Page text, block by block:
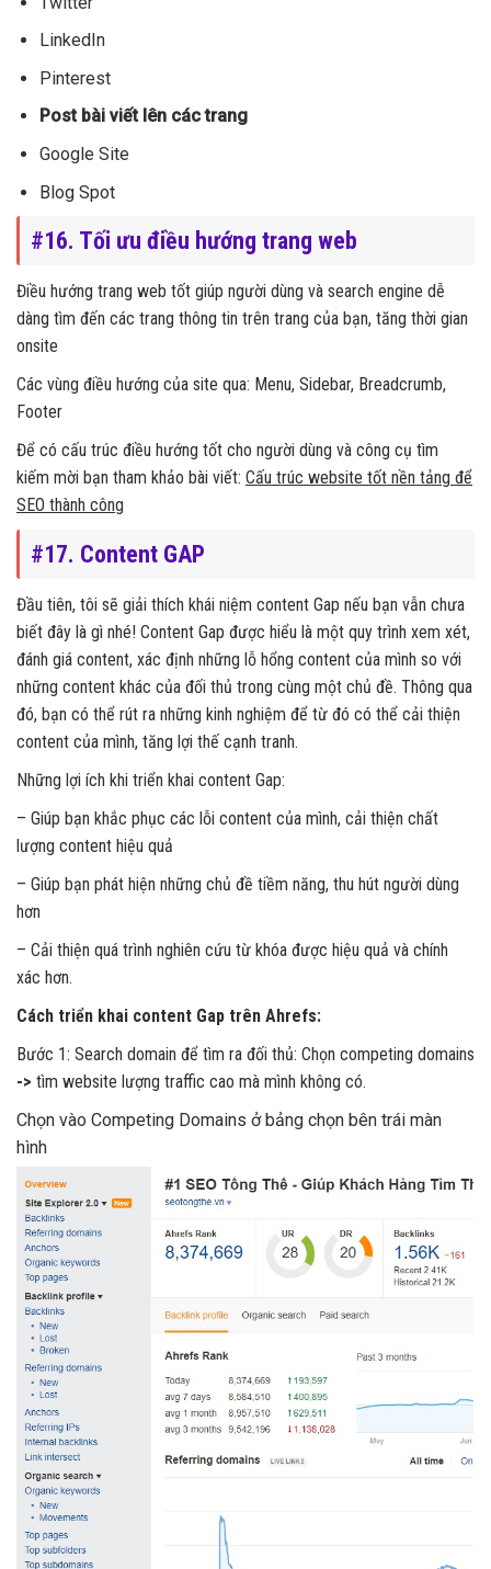
LinkedIn
Pinterest
Post bài viết lên các trang
Google Site
Blog Spot
#16. Tối ưu điều hướng trang web
Điều hướng trang web tốt giúp người dùng và search engine dễ
dàng tìm đến các trang thông tin trên trang của bạn, tăng thời gian
onsite
Các vùng điều hướng của site qua: Menu, Sidebar, Breadcrumb,
Footer
Để có cấu trúc điều hướng tốt cho người dùng và công cụ tìm
kiếm mời bạn tham khảo bài viết: Cấu trúc website tốt nền tảng để
SEO thành công
#17. Content GAP
Đầu tiên, tôi sẽ giải thích khái niệm content Gap nếu bạn vẫn chưa
biết đây là gì nhé! Content Gap được hiểu là một quy trình xem xét,
đánh giá content, xác định những lỗ hổng content của mình so với
những content khác của đối thủ trong cùng một chủ đề. Thông qua
đó, bạn có thể rút ra những kinh nghiệm để từ đó có thể cải thiện
content của mình, tăng lợi thế cạnh tranh.
Những lợi ích khi triển khai content Gap:
– Giúp bạn khắc phục các lỗi content của mình, cải thiện chất
lượng content hiệu quả
– Giúp bạn phát hiện những chủ đề tiềm năng, thu hút người dùng
hơn
– Cải thiện quá trình nghiên cứu từ khóa được hiệu quả và chính
xác hơn.
Cách triển khai content Gap trên Ahrefs:
Bước 1: Search domain để tìm ra đối thủ: Chọn competing domains
-> tìm website lượng traffic cao mà mình không có.
Chọn vào Competing Domains ở bảng chọn bên trái màn
hình